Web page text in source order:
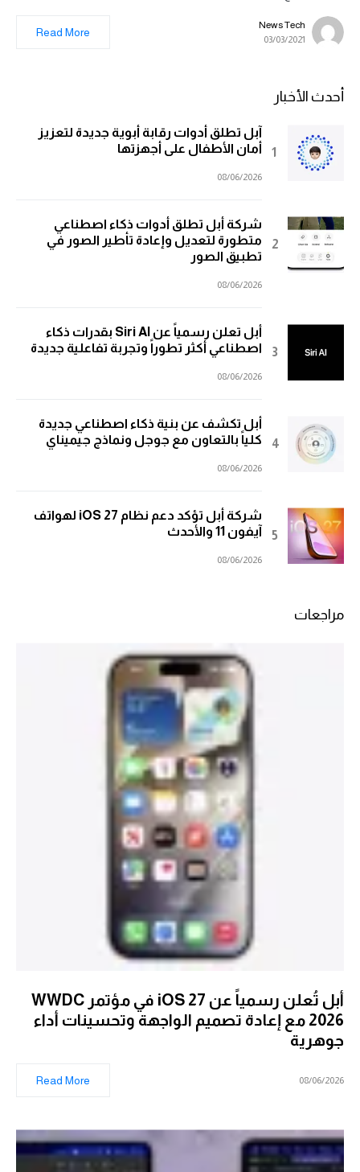
News Tech
03/03/2021
Read More
أحدث الأخبار
آبل تطلق أدوات رقابة أبوية جديدة لتعزيز
أمان الأطفال على أجهزتها
08/06/2026
شركة أبل تطلق أدوات ذكاء اصطناعي
متطورة لتعديل وإعادة تأطير الصور في
تطبيق الصور
08/06/2026
أبل تعلن رسمياً عن Siri AI بقدرات ذكاء
اصطناعي أكثر تطوراً وتجربة تفاعلية جديدة
08/06/2026
أبل تكشف عن بنية ذكاء اصطناعي جديدة
كلياً بالتعاون مع جوجل ونماذج جيميناي
08/06/2026
شركة أبل تؤكد دعم نظام iOS 27 لهواتف
آيفون 11 والأحدث
08/06/2026
مراجعات
أبل تُعلن رسمياً عن iOS 27 في مؤتمر WWDC
2026 مع إعادة تصميم الواجهة وتحسينات أداء
جوهرية
08/06/2026
Read More